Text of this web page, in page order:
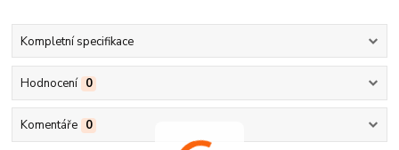
Kompletní specifikace
Hodnocení 0
Komentáře 0